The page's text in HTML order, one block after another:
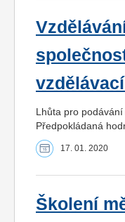
Lhůta pro
Předpokládaná
17. 01. 2020
Školení